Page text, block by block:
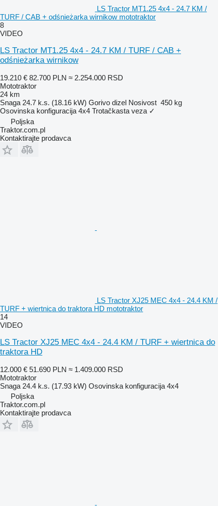
LS Tractor MT1.25 4x4 - 24.7 KM /
TURF / CAB + odśnieżarka wirnikow mototraktor
8
VIDEO
LS Tractor MT1.25 4x4 - 24.7 KM / TURF / CAB +
odśnieżarka wirnikow
19.210 € 82.700 PLN ≈ 2.254.000 RSD
Mototraktor
24 km
Snaga 24.7 k.s. (18.16 kW) Gorivo dizel Nosivost 450 kg
Osovinska konfiguracija 4x4 Trotačkasta veza ✓
Poljska
Traktor.com.pl
Kontaktirajte prodavca
LS Tractor XJ25 MEC 4x4 - 24.4 KM /
TURF + wiertnica do traktora HD mototraktor
14
VIDEO
LS Tractor XJ25 MEC 4x4 - 24.4 KM / TURF + wiertnica do
traktora HD
12.000 € 51.690 PLN ≈ 1.409.000 RSD
Mototraktor
Snaga 24.4 k.s. (17.93 kW) Osovinska konfiguracija 4x4
Poljska
Traktor.com.pl
Kontaktirajte prodavca